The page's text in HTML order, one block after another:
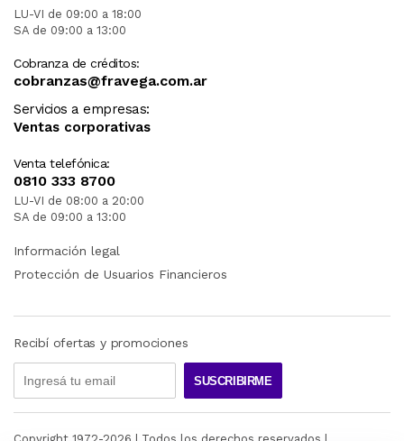
LU-VI de 09:00 a 18:00
SA de 09:00 a 13:00
Cobranza de créditos:
cobranzas@fravega.com.ar
Servicios a empresas:
Ventas corporativas
Venta telefónica:
0810 333 8700
LU-VI de 08:00 a 20:00
SA de 09:00 a 13:00
Información legal
Protección de Usuarios Financieros
Recibí ofertas y promociones
SUSCRIBIRME